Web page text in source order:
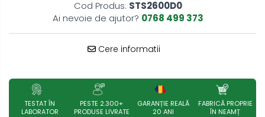
Cod Produs: STS2600D0
Ai nevoie de ajutor? 0768 499 373
Cere informatii
TESTAT ÎN
LABORATOR
PESTE 2.300+
PRODUSE LIVRATE
GARANȚIE REALĂ
20 ANI
FABRICĂ PROPRIE
ÎN NEAMȚ